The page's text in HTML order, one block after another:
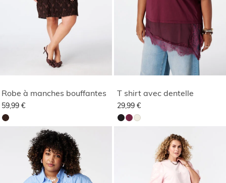
Robe à manches bouffantes
59,99 €
T shirt avec dentelle
29,99 €